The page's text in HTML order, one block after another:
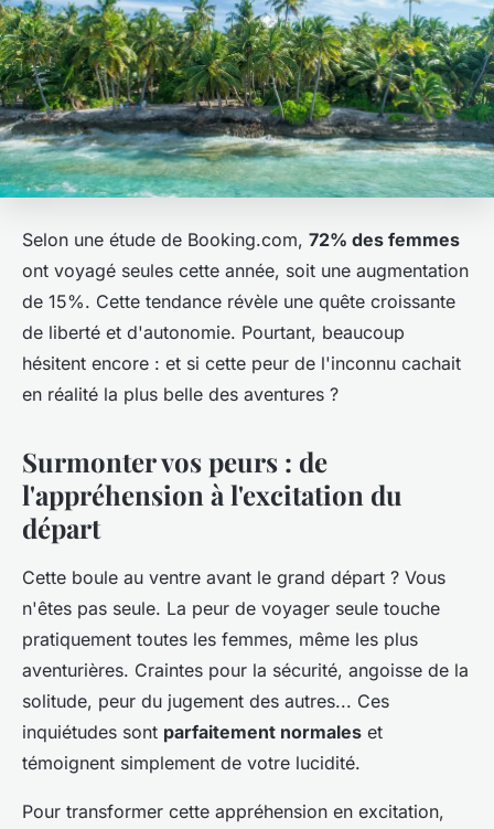
Selon une étude de Booking.com, 72% des femmes
ont voyagé seules cette année, soit une augmentation
de 15%. Cette tendance révèle une quête croissante
de liberté et d'autonomie. Pourtant, beaucoup
hésitent encore : et si cette peur de l'inconnu cachait
en réalité la plus belle des aventures ?
Surmonter vos peurs : de
l'appréhension à l'excitation du
départ
Cette boule au ventre avant le grand départ ? Vous
n'êtes pas seule. La peur de voyager seule touche
pratiquement toutes les femmes, même les plus
aventurières. Craintes pour la sécurité, angoisse de la
solitude, peur du jugement des autres... Ces
inquiétudes sont parfaitement normales et
témoignent simplement de votre lucidité.
Pour transformer cette appréhension en excitation,